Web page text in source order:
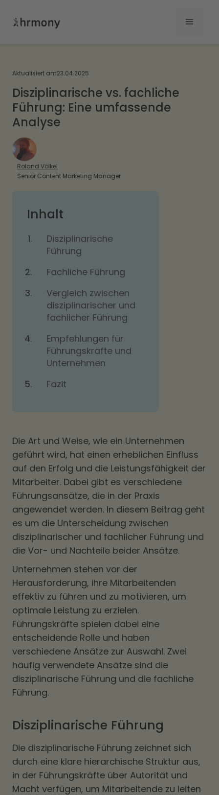
Aktualisiert am23.04.2025
Disziplinarische vs. fachliche
Führung: Eine umfassende
Analyse
Roland Völkel
Senior Content Marketing Manager
Inhalt
Disziplinarische
Führung
Fachliche Führung
Vergleich zwischen
disziplinarischer und
fachlicher Führung
Empfehlungen für
Führungskräfte und
Unternehmen
Fazit
Die Art und Weise, wie ein Unternehmen
geführt wird, hat einen erheblichen Einfluss
auf den Erfolg und die Leistungsfähigkeit der
Mitarbeiter. Dabei gibt es verschiedene
Führungsansätze, die in der Praxis
angewendet werden. In diesem Beitrag geht
es um die Unterscheidung zwischen
disziplinarischer und fachlicher Führung und
die Vor- und Nachteile beider Ansätze.
Unternehmen stehen vor der
Herausforderung, ihre Mitarbeitenden
effektiv zu führen und zu motivieren, um
optimale Leistung zu erzielen.
Führungskräfte spielen dabei eine
entscheidende Rolle und haben
verschiedene Ansätze zur Auswahl. Zwei
häufig verwendete Ansätze sind die
disziplinarische Führung und die fachliche
Führung.
Disziplinarische Führung
Die disziplinarische Führung zeichnet sich
durch eine klare hierarchische Struktur aus,
in der Führungskräfte über Autorität und
Macht verfügen, um Mitarbeitende zu leiten